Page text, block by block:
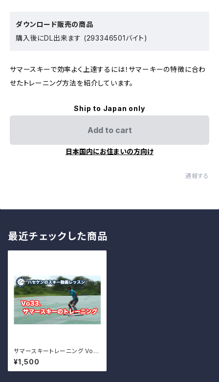
ダウンロード販売の商品
購入後にDL出来ます (293346501バイト)
サマースキーで効率よく上達するには！サマーキーの特徴に合わ
せたトレーニング方法を紹介しています。
Ship to Japan only
Add to cart
日本国内にお住まいの方向け
通報する
最近チェックした商品
サマースキートレーニング Vo.3
3
¥1,500